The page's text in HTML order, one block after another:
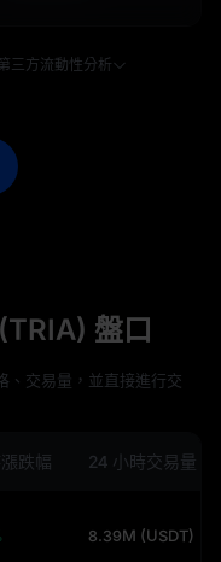
三方流動性分析
盤口
、交易量，並直接進行交
跌幅 24 小時交易量
8.39M (USDT)